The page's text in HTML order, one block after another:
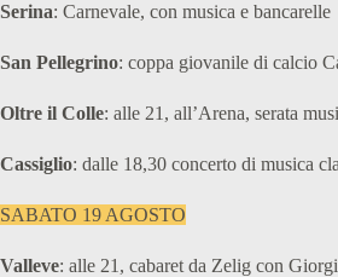
Serina: Carnevale, con musica e bancarelle
San Pellegrino: coppa giovanile di calcio
Oltre il Colle: alle 21, all’Arena, serata
Cassiglio: dalle 18,30 concerto di musica
SABATO 19 AGOSTO
Valleve: alle 21, cabaret da Zelig con